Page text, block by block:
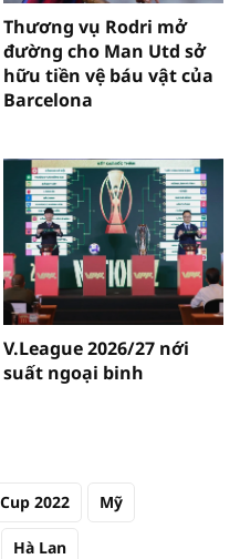
Thương vụ Rodri mở
đường cho Man Utd sở
hữu tiền vệ báu vật của
Barcelona
V.League 2026/27 nới
suất ngoại binh
2022 Mỹ
Hà Lan